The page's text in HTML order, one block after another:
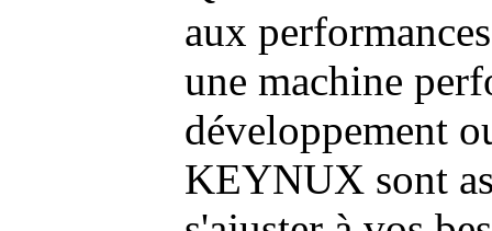
aux
une machine
développement
KEYNUX sont